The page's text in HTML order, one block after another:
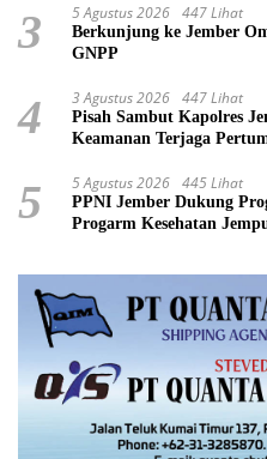
3 5 Agustus 2026 447 Lihat
Berkunjung ke Jember
GNPP
4 3 Agustus 2026 447 Lihat
Pisah Sambut Kapolres
Keamanan Terjaga
5 5 Agustus 2026 445 Lihat
PPNI Jember Dukung
Progarm Kesehatan